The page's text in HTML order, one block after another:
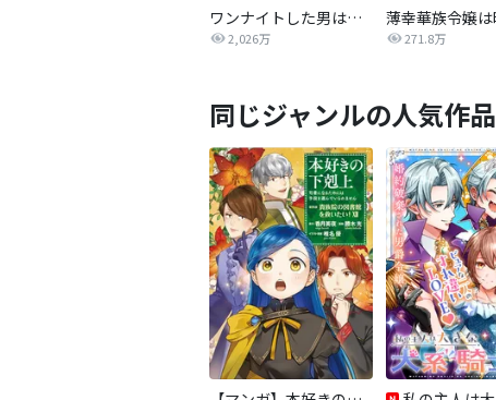
ワンナイトした男は結婚相手でした
2,026万 271.8万
同じジャンルの人気作品